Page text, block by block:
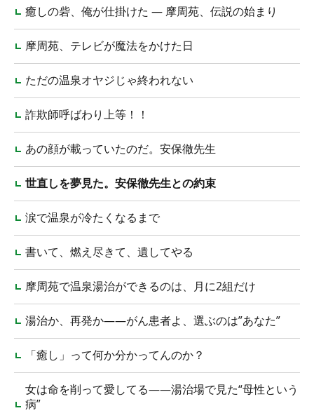
癒しの砦、俺が仕掛けた ― 摩周苑、伝説の始まり
摩周苑、テレビが魔法をかけた日
ただの温泉オヤジじゃ終われない
詐欺師呼ばわり上等！！
あの顔が載っていたのだ。安保徹先生
世直しを夢見た。安保徹先生との約束
涙で温泉が冷たくなるまで
書いて、燃え尽きて、遺してやる
摩周苑で温泉湯治ができるのは、月に2組だけ
湯治か、再発か――がん患者よ、選ぶのは”あなた”
「癒し」って何か分かってんのか？
女は命を削って愛してる――湯治場で見た“母性という
病”